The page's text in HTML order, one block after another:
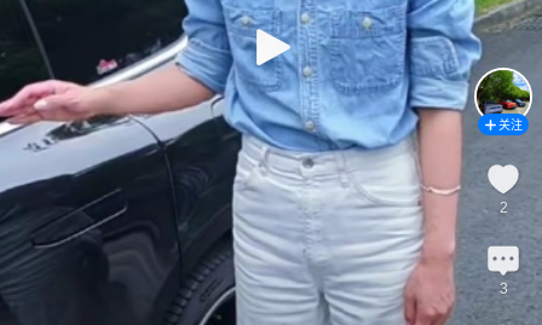
关注
2
3